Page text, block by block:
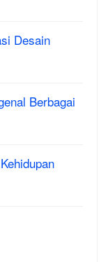
Desain
Berbagai